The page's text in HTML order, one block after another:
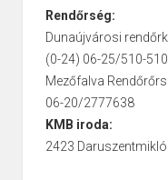
Rendőrség:
Dunaújvárosi
(0-24) 06-25/510-510
Mezőfalva
06-20/2777638
KMB iroda:
2423